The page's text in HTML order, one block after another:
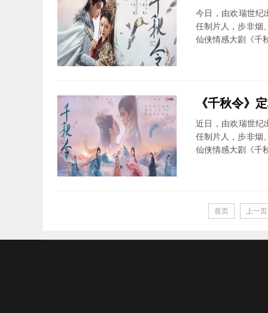
今日，由欢瑞世纪
任制片人，步非烟
仙侠情感大剧《千
《千秋令》
近日，由欢瑞世纪
任制片人，步非烟
仙侠情感大剧《千
首页 上一页